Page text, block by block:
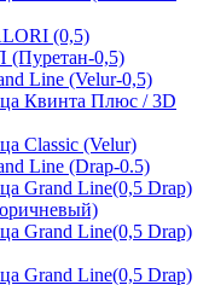
(0,5)
(Пуретан-0,5)
Line (Velur-0,5)
Квинта Плюс / 3D
Classic (Velur)
Line (Drap-0.5)
Grand Line(0,5 Drap)
Grand Line(0,5 Drap)
Grand Line(0,5 Drap)